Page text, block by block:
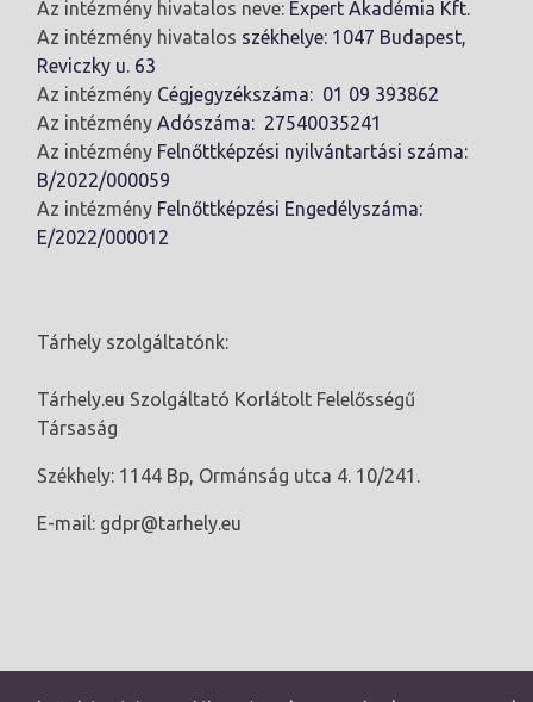
Az intézmény hivatalos neve: Expert Akadémia Kft.
Az intézmény hivatalos székhelye: 1047 Budapest,
Reviczky u. 63
Az intézmény Cégjegyzékszáma: 01 09 393862
Az intézmény Adószáma: 27540035241
Az intézmény Felnőttképzési nyilvántartási száma:
B/2022/000059
Az intézmény Felnőttképzési Engedélyszáma:
E/2022/000012
Tárhely szolgáltatónk:
Tárhely.eu Szolgáltató Korlátolt Felelősségű
Társaság
Székhely: 1144 Bp, Ormánság utca 4. 10/241.
E-mail: gdpr@tarhely.eu